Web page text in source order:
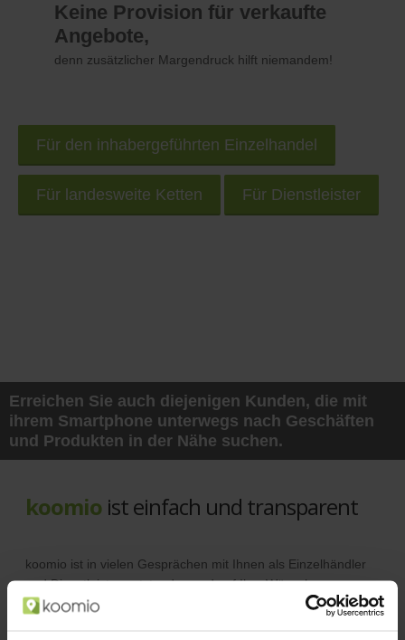
Keine Provision für verkaufte
Angebote,
denn zusätzlicher Margendruck hilft niemandem!
Für den inhabergeführten Einzelhandel
Für landesweite Ketten Für Dienstleister
Erreichen Sie auch diejenigen Kunden, die mit
ihrem Smartphone unterwegs nach Geschäften
und Produkten in der Nähe suchen.
koomio ist einfach und transparent
koomio ist in vielen Gesprächen mit Ihnen als Einzelhändler
und Dienstleister entstanden und auf Ihre Wünsche
abgestimmt.